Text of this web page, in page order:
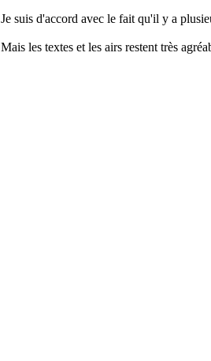
Je suis d'accord avec le fait qu'il y a
Mais les textes et les airs restent très